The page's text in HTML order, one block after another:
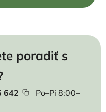
poradiť s
642
Po–Pi 8:00–